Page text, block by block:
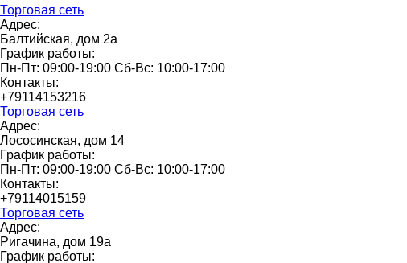
Торговая сеть
Адрес:
Балтийская, дом 2а
График работы:
Пн-Пт: 09:00-19:00 Сб-Вс: 10:00-17:00
Контакты:
+79114153216
Торговая сеть
Адрес:
Лососинская, дом 14
График работы:
Пн-Пт: 09:00-19:00 Сб-Вс: 10:00-17:00
Контакты:
+79114015159
Торговая сеть
Адрес:
Ригачина, дом 19а
График работы: